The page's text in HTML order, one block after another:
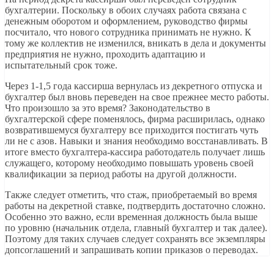
бухгалтерии. Поскольку в обоих случаях работа связана с
денежным оборотом и оформлением, руководство фирмы
посчитало, что нового сотрудника принимать не нужно. К
тому же коллектив не изменился, вникать в дела и документы
предприятия не нужно, проходить адаптацию и
испытательный срок тоже.
Через 1-1,5 года кассирша вернулась из декретного отпуска и
бухгалтер был вновь переведен на свое прежнее место работы.
Что произошло за это время? Законодательство в
бухгалтерской сфере поменялось, фирма расширилась, однако
возвратившемуся бухгалтеру все приходится постигать чуть
ли не с азов. Навыки и знания необходимо восстанавливать. В
итоге вместо бухгалтера-кассира работодатель получает лишь
служащего, которому необходимо повышать уровень своей
квалификации за период работы на другой должности.
Также следует отметить, что стаж, приобретаемый во время
работы на декретной ставке, подтвердить достаточно сложно.
Особенно это важно, если временная должность была выше
по уровню (начальник отдела, главный бухгалтер и так далее).
Поэтому для таких случаев следует сохранять все экземпляры
допсоглашений и запрашивать копии приказов о переводах.